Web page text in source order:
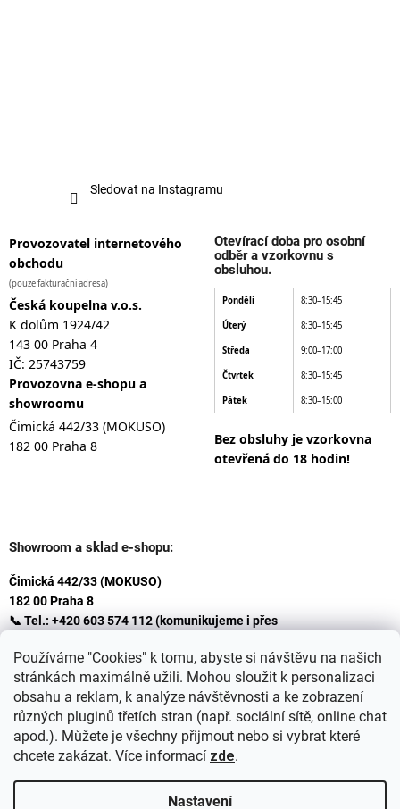
Používáme "Cookies" k tomu, abyste si návštěvu na našich
stránkách maximálně užili. Mohou sloužit k personalizaci
obsahu a reklam, k analýze návštěvnosti a ke zobrazení
různých pluginů třetích stran (např. sociální sítě, online chat
apod.). Můžete je všechny přijmout nebo si vybrat které
chcete zakázat. Více informací zde.
Nastavení
Sledovat na Instagramu
Provozovatel internetového
obchodu
(pouze fakturační adresa)
Česká koupelna v.o.s.
K dolům 1924/42
143 00 Praha 4
IČ: 25743759
Provozovna e-shopu a
showroomu
Čimická 442/33 (MOKUSO)
182 00 Praha 8
Otevírací doba pro osobní
odběr a vzorkovnu s
obsluhou.
Pondělí 8:30–15:45
Úterý 8:30–15:45
Středa 9:00–17:00
Čtvrtek 8:30–15:45
Pátek 8:30–15:00
Bez obsluhy je vzorkovna
otevřená do 18 hodin!
Showroom a sklad e-shopu:
Čimická 442/33 (MOKUSO)
182 00 Praha 8
📞 Tel.: +420 603 574 112 (komunikujeme i přes
✉️ E-mail: info@ceskakoupelna.cz